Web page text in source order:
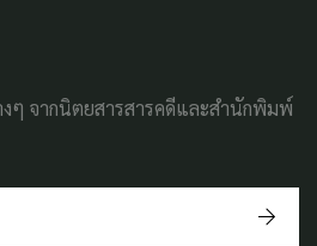
ๆ จากนิตยสารสารคดีและสำนักพิมพ์